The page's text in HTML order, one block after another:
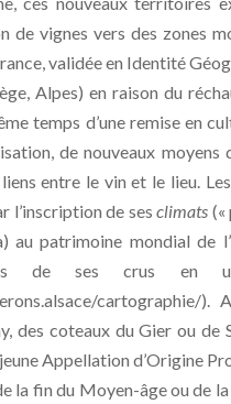
de vignes vers des zones
validée en Identité
Alpes) en raison du
temps d’une remise en
de nouveaux
entre le vin et le lieu.
l’inscription de sesclimats («
au patrimoine mondial de
de ses crus en
des coteaux du Gier ou
Appellation d’Origine
la fin du Moyen-âge ou de